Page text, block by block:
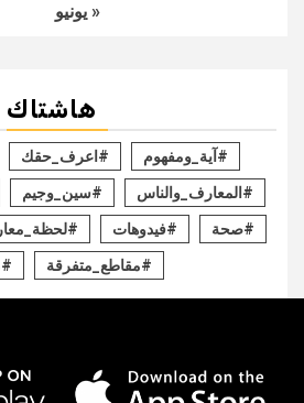
« يونيو
هاشتاك
#آية_ومفهوم #اعرف_حقك
#المعارف_والناس #سين_وجيم
#صحة #فيدوهات
#مقاطع_متفرقة